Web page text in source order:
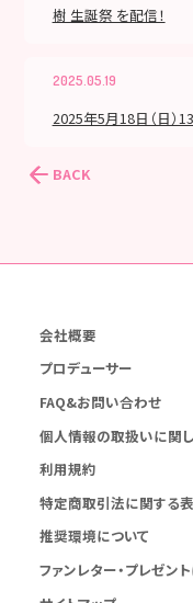
樹 生誕祭 を配信！
2025.05.19
2025年5月18日（日）
BACK
会社概要
プロデューサー
FAQ&お問い合わせ
個人情報の取扱いに関
利用規約
特定商取引法に関する
推奨環境について
ファンレター・プレゼン